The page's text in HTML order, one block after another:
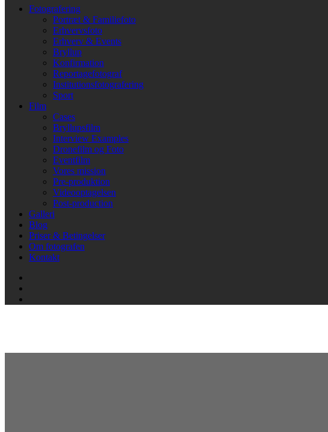
Fotografering
Portræt & Familiefoto
Erhvervsfoto
Erhverv & Events
Bryllup
Konfirmation
Reportagefotograf
Institutionsfotografering
Sport
Film
Cases
Bryllupsfilm
Interview Examples
Dronefilm og Foto
Eventfilm
Vores mission
Pre-produktion
Videooptagelsen
Post-production
Galleri
Blog
Priser & Betingelser
Om fotografen
Kontakt